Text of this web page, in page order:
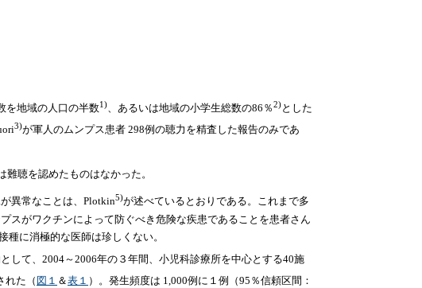
を地域の人口の半数1)、あるいは地域の小学生総数の86％2)とした
3)が軍人のムンプス患者 298例の聴力を精査した報告のみであ
聴を認めたものはなかった。
異常なことは、Plotkin5)が述べているとおりである。これまで多
スがワクチンによって防ぐべき危険な疾患であることを患者さん
種に消極的な医師は珍しくない。
して、2004～2006年の３年間、小児科診療所を中心とする40施
れた（ 図１ ＆表１ ）。発生頻度は 1,000例に１例（95％信頼区間：